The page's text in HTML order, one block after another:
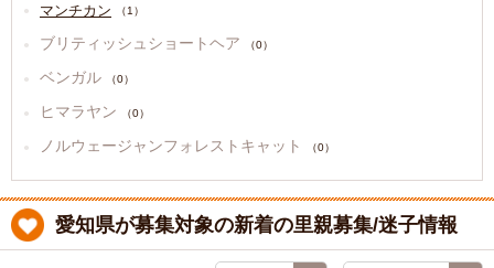
マンチカン （1）
ブリティッシュショートヘア （0）
ベンガル （0）
ヒマラヤン （0）
ノルウェージャンフォレストキャット （0）
愛知県が募集対象の新着の里親募集/迷子情報